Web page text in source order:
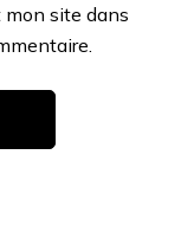
site dans